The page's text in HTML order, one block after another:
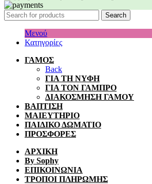
Search
Μενού
Κατηγορίες
ΓΑΜΟΣ
Back
ΓΙΑ ΤΗ ΝΥΦΗ
ΓΙΑ ΤΟΝ ΓΑΜΠΡΟ
ΔΙΑΚΟΣΜΗΣΗ ΓΑΜΟΥ
ΒΑΠΤΙΣΗ
ΜΑΙΕΥΤΗΡΙΟ
ΠΑΙΔΙΚΟ ΔΩΜΑΤΙΟ
ΠΡΟΣΦΟΡΕΣ
ΑΡΧΙΚΗ
By Sophy
ΕΠΙΚΟΙΝΩΝΙΑ
ΤΡΟΠΟΙ ΠΛΗΡΩΜΗΣ